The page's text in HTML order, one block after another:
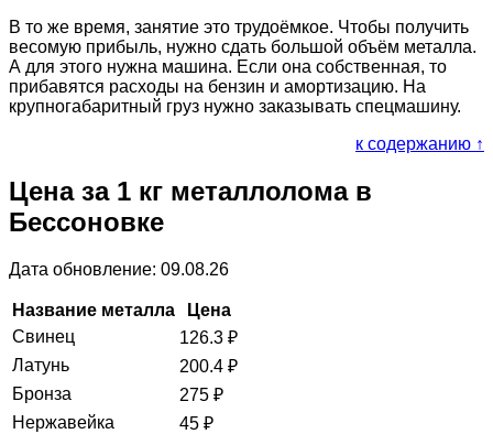
В то же время, занятие это трудоёмкое. Чтобы получить
весомую прибыль, нужно сдать большой объём металла.
А для этого нужна машина. Если она собственная, то
прибавятся расходы на бензин и амортизацию. На
крупногабаритный груз нужно заказывать спецмашину.
к содержанию ↑
Цена за 1 кг металлолома в
Бессоновке
Дата обновление: 09.08.26
Название металла
Цена
Свинец
126.3 ₽
Латунь
200.4 ₽
Бронза
275 ₽
Нержавейка
45 ₽